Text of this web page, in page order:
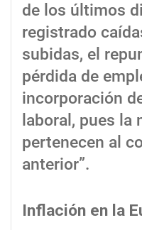
de los últimos
registrado
subidas, el
pérdida de
incorporación
laboral, pues la
pertenecen al
anterior”.
Inflación en la